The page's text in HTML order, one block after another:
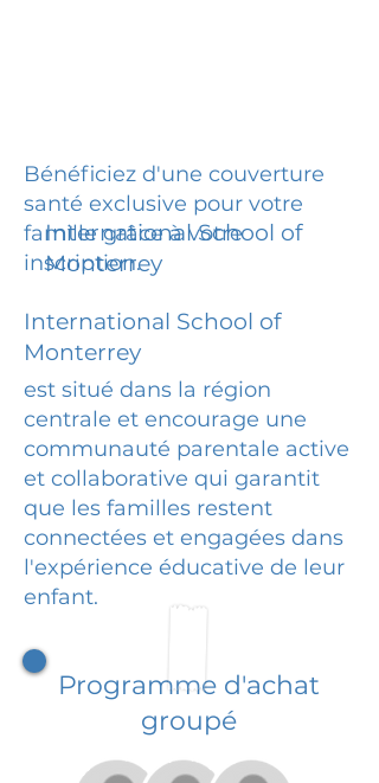
Bénéficiez d'une couverture
santé exclusive pour votre
famille grâce à votre
inscription.
International School of
Monterrey
International School of
Monterrey
est situé dans la région
centrale et encourage une
communauté parentale active
et collaborative qui garantit
que les familles restent
connectées et engagées dans
l'expérience éducative de leur
enfant.
Programme d'achat
groupé